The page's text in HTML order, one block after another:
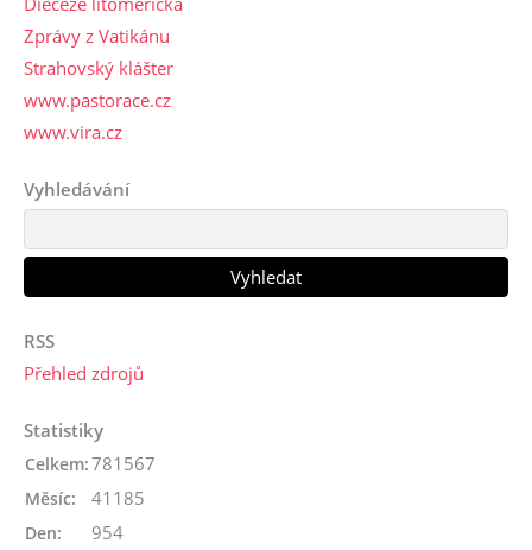
Zprávy z Vatikánu
Strahovský klášter
www.pastorace.cz
www.vira.cz
Vyhledávání
RSS
Přehled zdrojů
Statistiky
Celkem:781567
Měsíc: 41185
Den: 954